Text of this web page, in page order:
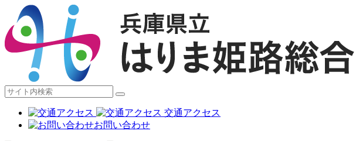
交通アクセス
お問い合わせ